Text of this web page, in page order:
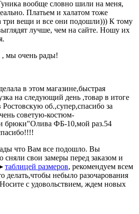
вообще словно шили на меня,
Платьем и халатом тоже
три вещи и все они подошли))) К тому
лучше, чем на сайте. Ношу их
, мы очень рады!
в этом магазине,быстрая
на следующий день ,товар в итоге
об.,супер,спасибо за
советую-костюм-
ФБ-10,мой раз.54
что Вам все подошло. Вы
сняли свои замеры перед заказом и
таблицей размеров, рекомендуем всем
делать,чтобы небыло разочарования
с удовольствием, ждем новых